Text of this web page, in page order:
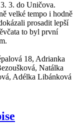
3. do Uničova.
velké tempo i hodně
prosadit lepší
to byl první
18, Adrianka
Natálka
Adélka Libánková